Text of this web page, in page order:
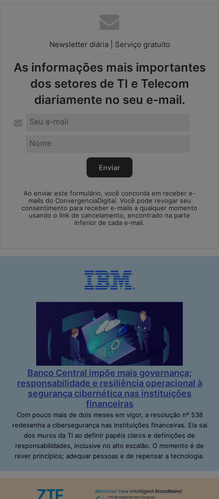
Newsletter diária | Serviço gratuito
As informações mais importantes
dos setores de TI e Telecom
diariamente no seu e-mail.
Ao enviar este formulário, você concorda em receber e-
mails do ConvergenciaDigital. Você pode revogar seu
consentimento para receber e-mails a qualquer momento
usando o link de cancelamento, encontrado na parte
inferior de cada e-mail.
Banco Central impõe mais governança;
responsabilidade e resiliência operacional à
segurança cibernética nas instituições
financeiras
Com pouco mais de dois meses em vigor, a resolução nº 538
redesenha a cibersegurança nas instituições financeiras. Ela sai
dos muros da TI ao definir papéis claros e definições de
responsabilidades, inclusive no alto escalão. O momento é de
rever princípios; adequar pessoas e de repensar a tecnologia.